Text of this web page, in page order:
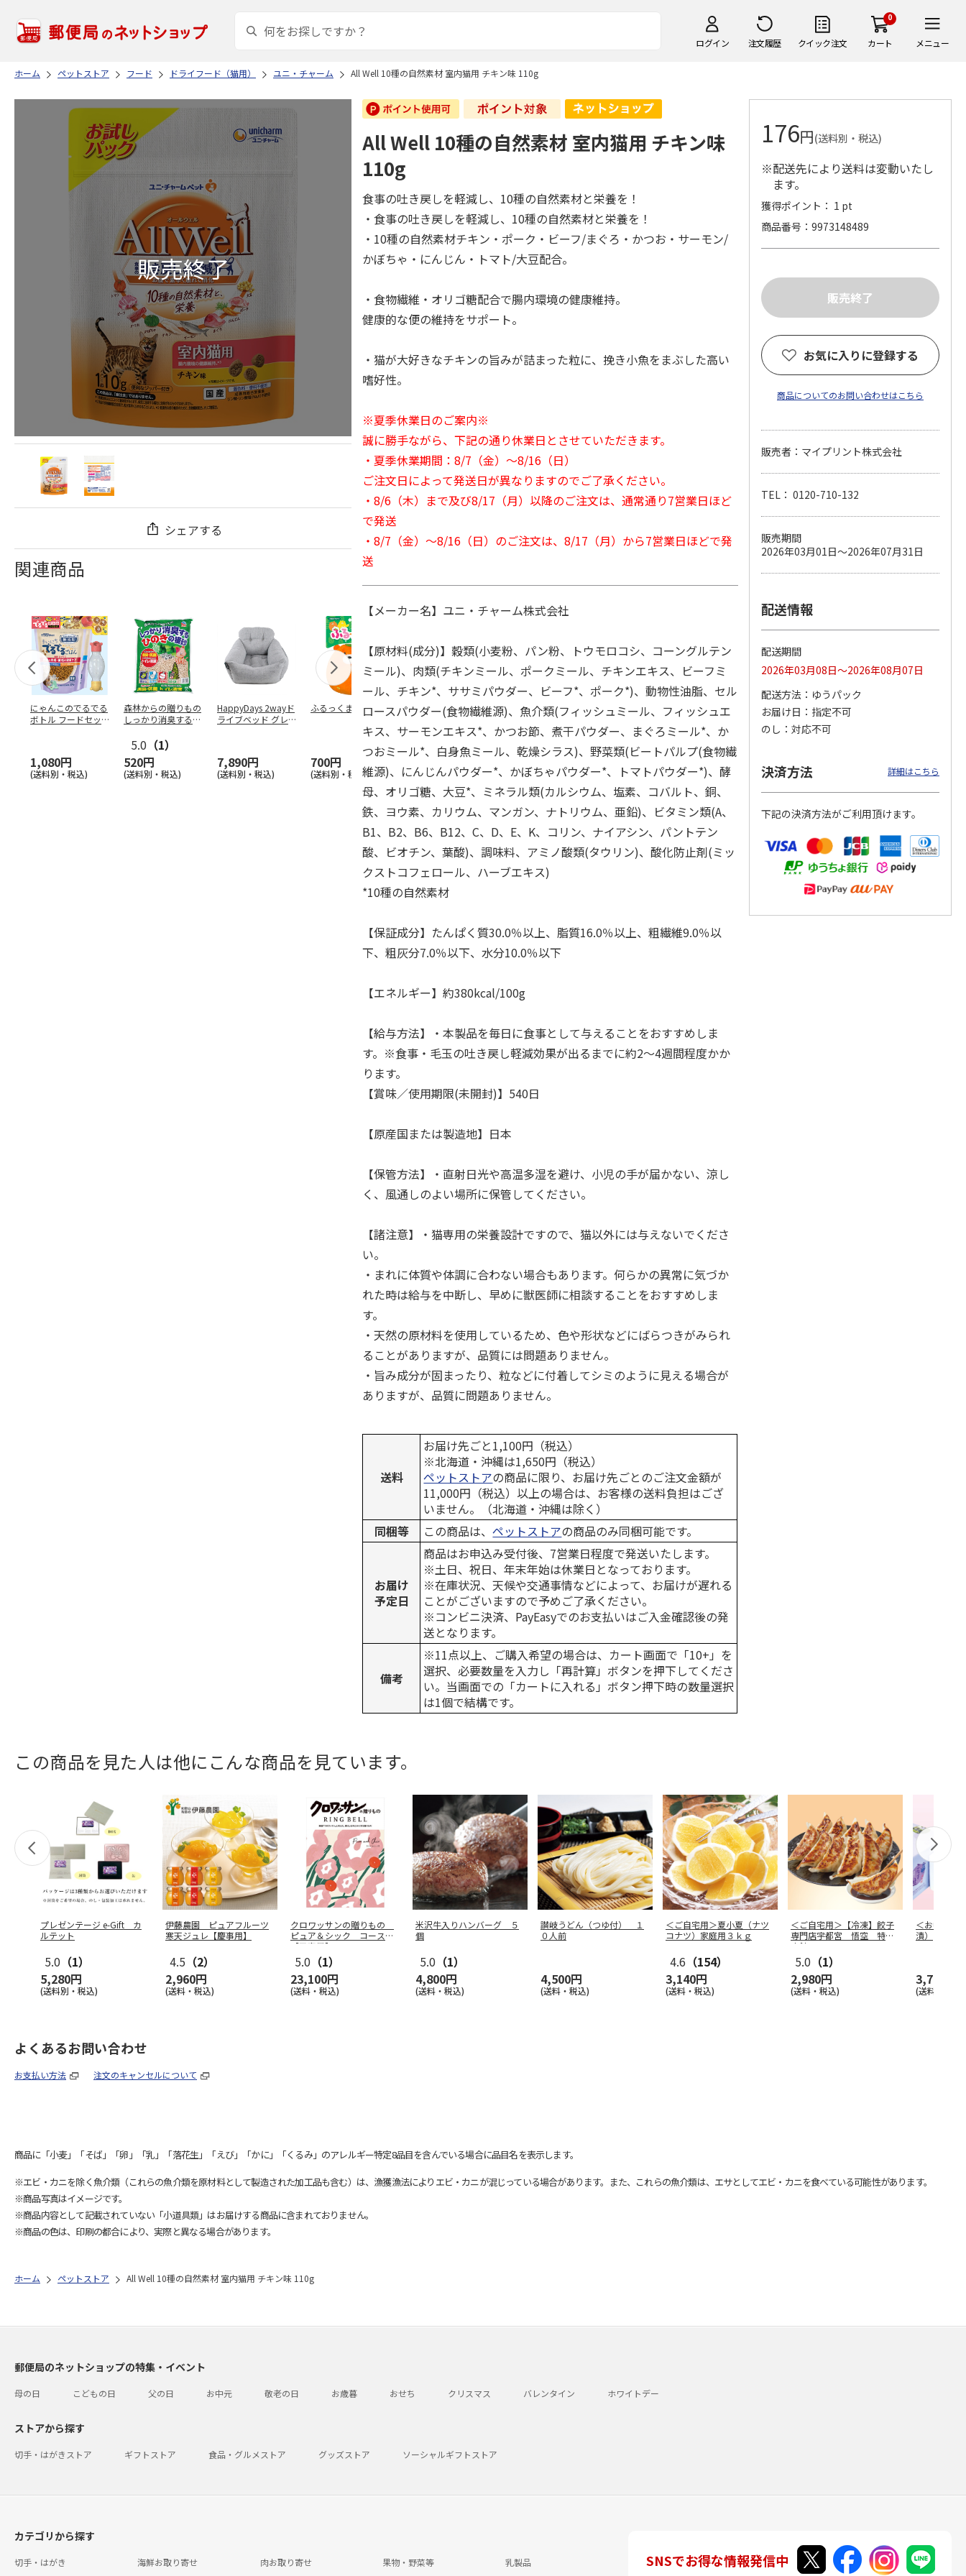
ログイン 注文履歴 クイック注文
0
カート メニュー
ホーム ペットストア フード ドライフード（猫用） ユニ・チャーム All Well 10種の自然素材 室内猫用 チキン味 110g
シェアする
関連商品
にゃんこのでるでる
ボトル フードセッ
1,080円
(送料別・税込)
森林からの贈りもの
しっかり消臭するひ
5.0 （1）
520円
(送料別・税込)
HappyDays 2wayド
ライブベッド グレ
7,890円
(送料別・税込)
ふるっくま みかん
700円
(送料別・税込)
デオトイレ 飛び散
らない消臭・抗菌サ
ンド 4L
1,320円
(送料別・税込)
獣医師開発 ニオイ
をとる砂専用 猫ト
イレ ナチュラルグ
1,550円
(送料別・税込)
無添加良品 カムカ
ムデンタルコーン
ぐるぐるボーン型 S
470円
(送料別・税込)
銀のスプーン パウ
チ 健康に育つ子ね
こ用 まぐろ・かつ
120円
(送料別・税込)
ペット線香 虹のか
なた フルーティフ
ローラルの香り
590円
(送料別・税込) (送料別・税込)
All Well 10種の自然素材 室内猫用 チキン味
110g
食事の吐き戻しを軽減し、10種の自然素材と栄養を！
・食事の吐き戻しを軽減し、10種の自然素材と栄養を！
・10種の自然素材チキン・ポーク・ビーフ/まぐろ・かつお・サーモン/
かぼちゃ・にんじん・トマト/大豆配合。
・食物繊維・オリゴ糖配合で腸内環境の健康維持。
健康的な便の維持をサポート。
・猫が大好きなチキンの旨みが詰まった粒に、挽き小魚をまぶした高い
嗜好性。
※夏季休業日のご案内※
誠に勝手ながら、下記の通り休業日とさせていただきます。
・夏季休業期間：8/7（金）～8/16（日）
ご注文日によって発送日が異なりますのでご了承ください。
・8/6（木）まで及び8/17（月）以降のご注文は、通常通り7営業日ほど
で発送
・8/7（金）～8/16（日）のご注文は、8/17（月）から7営業日ほどで発
送
【メーカー名】ユニ・チャーム株式会社
【原材料(成分)】穀類(小麦粉、パン粉、トウモロコシ、コーングルテン
ミール)、肉類(チキンミール、ポークミール、チキンエキス、ビーフミ
ール、チキン*、ササミパウダー、ビーフ*、ポーク*)、動物性油脂、セル
ロースパウダー(食物繊維源)、魚介類(フィッシュミール、フィッシュエ
キス、サーモンエキス*、かつお節、煮干パウダー、まぐろミール*、か
つおミール*、白身魚ミール、乾燥シラス)、野菜類(ビートパルプ(食物繊
維源)、にんじんパウダー*、かぼちゃパウダー*、トマトパウダー*)、酵
母、オリゴ糖、大豆*、ミネラル類(カルシウム、塩素、コバルト、銅、
鉄、ヨウ素、カリウム、マンガン、ナトリウム、亜鉛)、ビタミン類(A、
B1、B2、B6、B12、C、D、E、K、コリン、ナイアシン、パントテン
酸、ビオチン、葉酸)、調味料、アミノ酸類(タウリン)、酸化防止剤(ミッ
クストコフェロール、ハーブエキス)
*10種の自然素材
【保証成分】たんぱく質30.0％以上、脂質16.0％以上、粗繊維9.0％以
下、粗灰分7.0％以下、水分10.0％以下
【エネルギー】約380kcal/100g
【給与方法】・本製品を毎日に食事として与えることをおすすめしま
す。※食事・毛玉の吐き戻し軽減効果が出るまでに約2～4週間程度かか
ります。
【賞味／使用期限(未開封)】540日
【原産国または製造地】日本
【保管方法】・直射日光や高温多湿を避け、小児の手が届かない、涼し
く、風通しのよい場所に保管してください。
【諸注意】・猫専用の栄養設計ですので、猫以外には与えないでくださ
い。
・まれに体質や体調に合わない場合もあります。何らかの異常に気づか
れた時は給与を中断し、早めに獣医師に相談することをおすすめしま
す。
・天然の原材料を使用しているため、色や形状などにばらつきがみられ
ることがありますが、品質には問題ありません。
・旨み成分が固まったり、粒などに付着してシミのように見える場合が
ありますが、品質に問題ありません。
送料
お届け先ごと1,100円（税込）
※北海道・沖縄は1,650円（税込）
ペットストアの商品に限り、お届け先ごとのご注文金額が
11,000円（税込）以上の場合は、お客様の送料負担はござ
いません。（北海道・沖縄は除く）
同梱等
この商品は、ペットストアの商品のみ同梱可能です。
お届け
予定日
商品はお申込み受付後、7営業日程度で発送いたします。
※土日、祝日、年末年始は休業日となっております。
※在庫状況、天候や交通事情などによって、お届けが遅れる
ことがございますので予めご了承ください。
※コンビニ決済、PayEasyでのお支払いはご入金確認後の発
送となります。
備考
※11点以上、ご購入希望の場合は、カート画面で「10+」を
選択、必要数量を入力し「再計算」ボタンを押下してくださ
い。当画面での「カートに入れる」ボタン押下時の数量選択
は1個で結構です。
176円(送料別・税込)
※配送先により送料は変動いたし
ます。
獲得ポイント： 1 pt
商品番号
9973148489
お気に入りに登録する
商品についてのお問い合わせはこちら
販売者：マイプリント株式会社
TEL： 0120-710-132
販売期間
2026年03月01日～2026年07月31日
配送情報
配送期間
2026年03月08日～2026年08月07日
配送方法
ゆうパック
お届け日
指定不可
のし
対応不可
決済方法 詳細はこちら
下記の決済方法がご利用頂けます。
この商品を見た人は他にこんな商品を見ています。
プレゼンテージ e-Gift カ
ルテット
5.0 （1）
5,280円
(送料別・税込)
伊藤農園 ピュアフルーツ
寒天ジュレ【慶事用】
4.5 （2）
2,960円
(送料・税込)
クロワッサンの贈りもの
ピュア＆シック コース
【弔事用】
5.0 （1）
23,100円
(送料・税込)
米沢牛入りハンバーグ ５
個
5.0 （1）
4,800円
(送料・税込)
讃岐うどん（つゆ付） １
０人前
4,500円
(送料・税込)
＜ご自宅用＞夏小夏（ナツ
コナツ）家庭用３ｋｇ
4.6 （154）
3,140円
(送料・税込)
＜ご自宅用＞【冷凍】餃子
専門店宇都宮 悟空 特製
肉餃子
5.0 （1）
2,980円
(送料・税込)
＜お中元＞
漬）
3,750円
(送料・税込)
よくあるお問い合わせ
お支払い方法 注文のキャンセルについて
商品に「小麦」「そば」「卵」「乳」「落花生」「えび」「かに」「くるみ」のアレルギー特定8品目を含んでいる場合に品目名を表示します。
※エビ・カニを除く魚介類（これらの魚介類を原材料として製造された加工品も含む）は、漁獲漁法によりエビ・カニが混じっている場合があります。また、これらの魚介類は、エサとしてエビ・カニを食べている可能性があります。
※商品写真はイメージです。
※商品内容として記載されていない「小道具類」はお届けする商品に含まれておりません。
※商品の色は、印刷の都合により、実際と異なる場合があります。
ホーム ペットストア All Well 10種の自然素材 室内猫用 チキン味 110g
郵便局のネットショップの特集・イベント
母の日 こどもの日 父の日 お中元 敬老の日 お歳暮 おせち クリスマス バレンタイン ホワイトデー
ストアから探す
切手・はがきストア ギフトストア 食品・グルメストア グッズストア ソーシャルギフトストア
カテゴリから探す
切手・はがき 海鮮お取り寄せ 肉お取り寄せ 果物・野菜等 乳製品 SNSでお得な情報発信中